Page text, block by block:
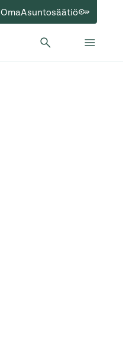
OmaAsuntosäätiö
Hae: